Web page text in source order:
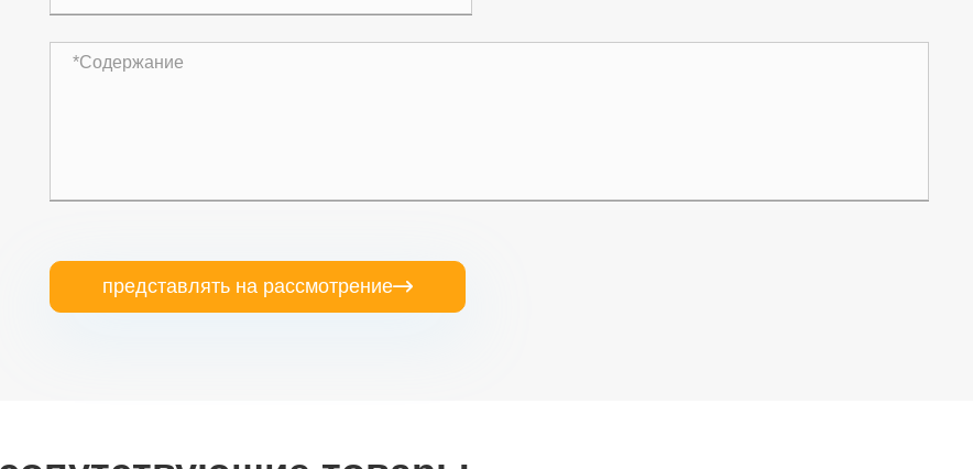
представлять на рассмотрение